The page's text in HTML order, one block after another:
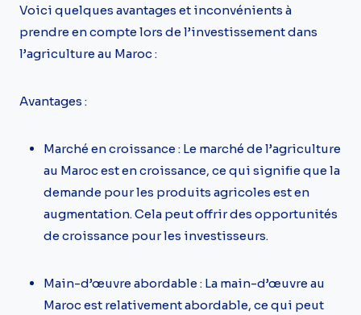
Voici quelques avantages et inconvénients à
prendre en compte lors de l’investissement dans
l’agriculture au Maroc :
Avantages :
Marché en croissance : Le marché de l’agriculture
au Maroc est en croissance, ce qui signifie que la
demande pour les produits agricoles est en
augmentation. Cela peut offrir des opportunités
de croissance pour les investisseurs.
Main-d’œuvre abordable : La main-d’œuvre au
Maroc est relativement abordable, ce qui peut